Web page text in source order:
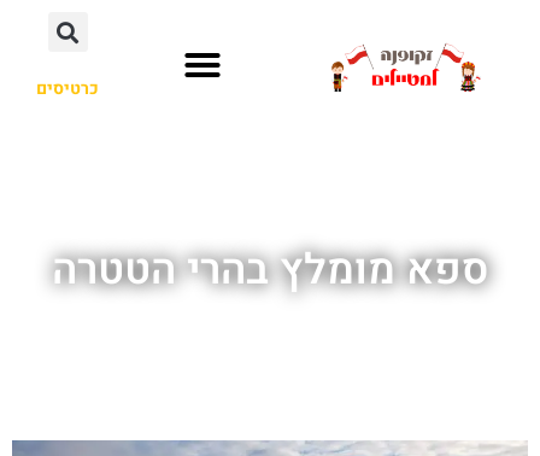
כרטיסים
ספא מומלץ בהרי הטטרה